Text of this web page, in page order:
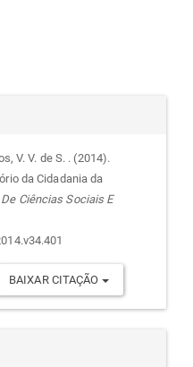
V. V. de S. . (2014).
da Cidadania da
Ciências Sociais E
BAIXAR CITAÇÃO